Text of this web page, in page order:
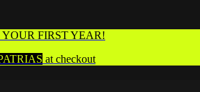
YOUR FIRST YEAR!
at checkout